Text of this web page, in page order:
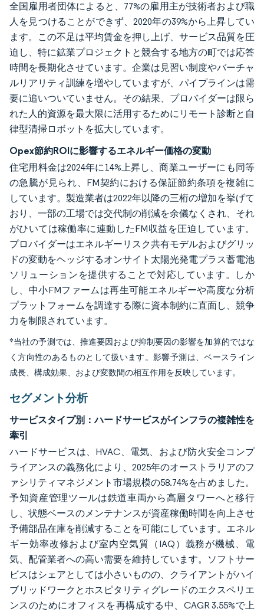
全国雇用者団体によると、77%の雇用主が技術者および職
人を見つけることができず、2020年の39%から上昇してい
ます。この不足は平均賃金を押し上げ、サービス品質を圧
迫し、特に鉱業プロジェクトと競合する地方の町では応答
時間を長期化させています。企業は見習い制度やバーチャ
ルリアリティ訓練を増やしていますが、パイプラインは需
要に追いついていません。その結果、プロバイダーは限ら
れた人的資源を最大限に活用するためにリモート診断と自
律型清掃ロボットを拡大しています。
Opex節約ROIに影響するエネルギー価格の変動
住宅用料金は2024年に14%上昇し、商業ユーザーにも同等
の急騰が見られ、FM契約における保証節約条項を複雑に
しています。製造業者は2022年以降の三桁の増加を挙げて
おり、一部の工場では交代制の削減を余儀なくされ、それ
がひいては稼働率に連動したFM収益を圧迫しています。
プロバイダーはエネルギーリスク共有モデルおよびグリッ
ドの変動をヘッジするオンサイト太陽光発電プラス蓄電池
ソリューションを提供することで対応しています。しか
し、中小FMファームは再生可能エネルギーや高度な分析
プラットフォームを調達する際に資本制約に直面し、競争
力を制限されています。
*当社の予測では、推進要因および抑制要因の影響を加算的ではな
く方向性のあるものとして扱います。影響予測は、ベースライン
成長、構成効果、および変数間の相互作用を反映しています。
セグメント分析
サービスタイプ別：ハードサービスがインフラの複雑性を
牽引
ハードサービスは、HVAC、電気、および防火安全コンプ
ライアンスの義務化により、2025年のオーストラリアのフ
ァシリティマネジメント市場規模の58.74%を占めました。
予知資産管理ツールは鉄道車両から高層タワーへと移行
し、状態ベースのメンテナンスが資産稼働時間を向上させ
予備部品在庫を削減することを可能にしています。エネル
ギー効率改修および室内空気質（IAQ）義務が機械、電
気、配管業者への高い需要を維持しています。ソフトサー
ビスはシェアとしては小さいものの、クライアントがハイ
ブリッドワークとホスピタリティグレードのエクスペリエ
ンスのためにオフィスを再構成する中、CAGR 3.55%で上